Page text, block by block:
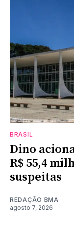
BRASIL
Dino
R$ 55,4
suspeitas
REDAÇÃO BMA
agosto 7, 2026